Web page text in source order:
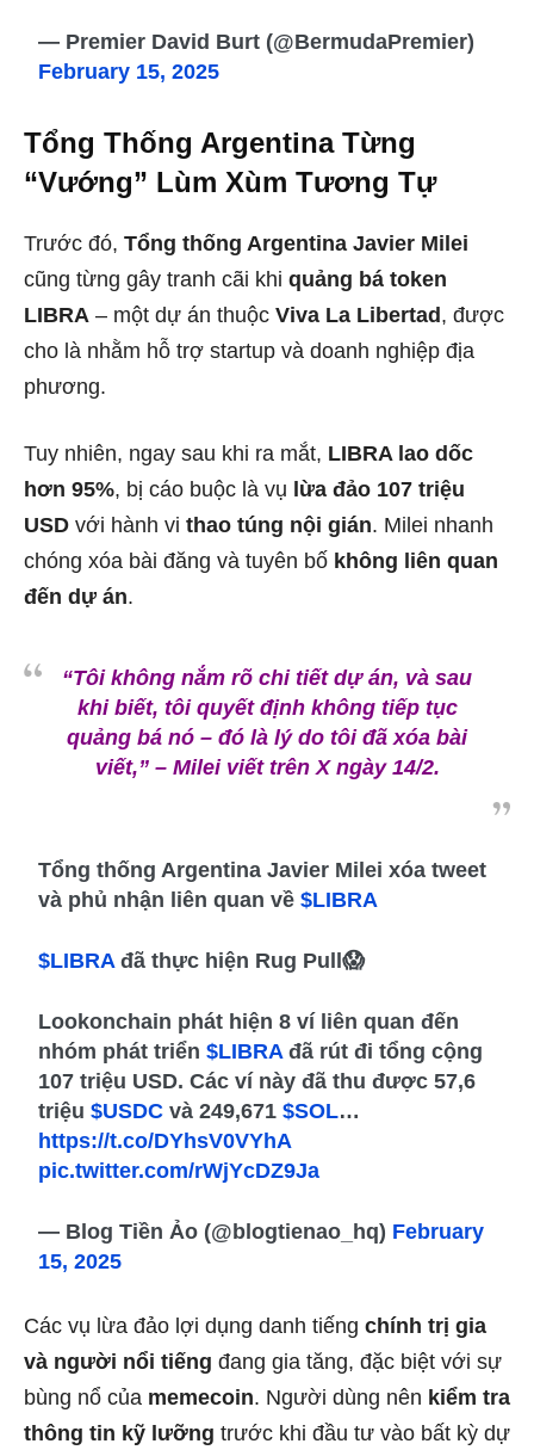
— Premier David Burt (@BermudaPremier)
February 15, 2025
Tổng Thống Argentina Từng
“Vướng” Lùm Xùm Tương Tự
Trước đó, Tổng thống Argentina Javier Milei
cũng từng gây tranh cãi khi quảng bá token
LIBRA – một dự án thuộc Viva La Libertad, được
cho là nhằm hỗ trợ startup và doanh nghiệp địa
phương.
Tuy nhiên, ngay sau khi ra mắt, LIBRA lao dốc
hơn 95%, bị cáo buộc là vụ lừa đảo 107 triệu
USD với hành vi thao túng nội gián. Milei nhanh
chóng xóa bài đăng và tuyên bố không liên quan
đến dự án.
“Tôi không nắm rõ chi tiết dự án, và sau
khi biết, tôi quyết định không tiếp tục
quảng bá nó – đó là lý do tôi đã xóa bài
viết,”– Milei viết trên X ngày 14/2.
Tổng thống Argentina Javier Milei xóa tweet
và phủ nhận liên quan về$LIBRA
$LIBRA đã thực hiện Rug Pull😱
Lookonchain phát hiện 8 ví liên quan đến
nhóm phát triển$LIBRA đã rút đi tổng cộng
107 triệu USD. Các ví này đã thu được 57,6
triệu$USDC và 249,671$SOL…
https://t.co/DYhsV0VYhA
pic.twitter.com/rWjYcDZ9Ja
— Blog Tiền Ảo (@blogtienao_hq) February
15, 2025
Các vụ lừa đảo lợi dụng danh tiếng chính trị gia
và người nổi tiếng đang gia tăng, đặc biệt với sự
bùng nổ của memecoin. Người dùng nên kiểm tra
thông tin kỹ lưỡng trước khi đầu tư vào bất kỳ dự